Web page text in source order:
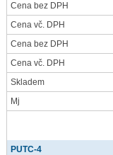
Cena bez DPH
Cena vč. DPH
Cena bez DPH
Cena vč. DPH
Skladem
Mj
PUTC-4